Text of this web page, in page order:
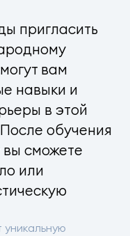
пригласить
вам
навыки и
в этой
обучения
вы сможете
или
уникальную